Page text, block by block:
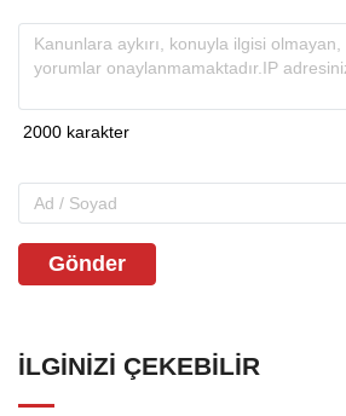
Gönder
İLGINIZI ÇEKEBILIR